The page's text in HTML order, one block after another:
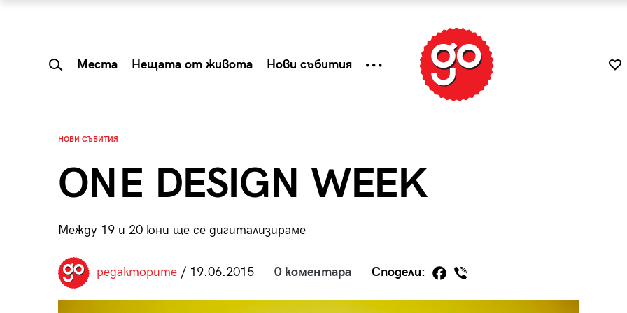
Места Нещата от живота Нови събития
НОВИ СЪБИТИЯ
ONE DESIGN WEEK
Между 19 и 20 юни ще се дигитализираме
редакторите/ 19.06.2015 0 коментара Сподели: